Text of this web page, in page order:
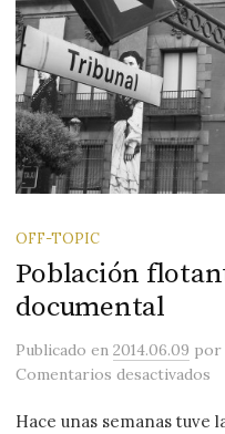
OFF-TOPIC
Población
documental
Publicadoen2014.06.09
Comentarios desactivados
Hace unas semanas tuve